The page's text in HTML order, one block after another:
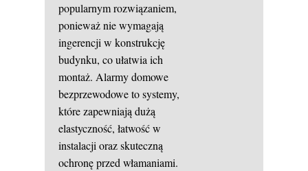
popularnym rozwiązaniem,
ponieważ nie wymagają
ingerencji w konstrukcję
budynku, co ułatwia ich
montaż. Alarmy domowe
bezprzewodowe to systemy,
które zapewniają dużą
elastyczność, łatwość w
instalacji oraz skuteczną
ochronę przed włamaniami.